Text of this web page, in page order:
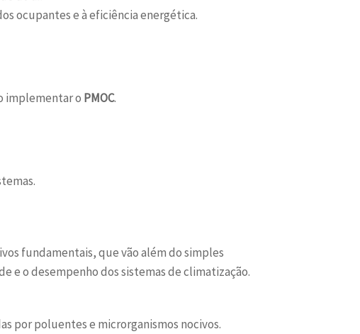
ocupantes e à eficiência energética.
implementar o PMOC.
fundamentais, que vão além do simples
e o desempenho dos sistemas de climatização.
por poluentes e microrganismos nocivos.